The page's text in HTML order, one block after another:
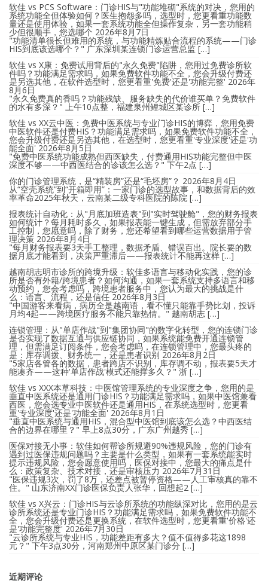
软佳 vs PCS Software：门诊HIS与"功能堆砌"系统的对决，您用的
系统功能全但体验如何？医生抱怨多吗，选型时，您更看重功能数
量还是使用体验，如果一套系统功能全但操作复杂，另一套功能稍
少但很顺手，您选哪个 2026年8月7日
"功能清单很长但难用的系统，与功能精炼贴合流程的系统——门诊
HIS到底该选哪个？" 广东深圳某连锁门诊运营总监 […]
软佳 vs X康：免费试用背后的"永久免费"陷阱，您用过免费诊所软
件吗？功能满足需求吗，如果免费软件功能不全，您会升级付费还
是另选其他，在软件选型时，您更看重'免费'还是'功能完整' 2026年
8月6日
"永久免费真的香吗？功能残缺、服务缺失的代价谁买单？免费软件
的水有多深？" 上午10点整，福建泉州鲤城区某诊所 […]
软佳 vs XX云中医：免费中医系统与专业门诊HIS的博弈，您用免费
中医软件还是付费HIS？功能满足需求吗，如果免费软件功能不全，
您会升级付费还是另选其他，在选型时，您更看重'专业深度'还是'功
能全面' 2026年8月5日
"免费中医系统功能成熟但西医缺失，付费通用HIS功能完整但中医
深度不够——中西医结合的诊该怎么选？" 下午2点 […]
你的门诊管理系统，是“精装房”还是“毛坯房”？ 2026年8月4日
从“空壳系统”到“开箱即用”：一家门诊的选型故事，和数据背后的效
率革命2025年秋天，云南某二级专科医院的陈院 […]
报表统计自动化：从"月底加班造表"到"实时驾驶舱"，您的财务报表
如何统计？每月耗时多久，如果报表能一键生成，但需放弃部分手
工控制，您愿意吗，除了财务，您还希望看到哪些运营数据用于管
理决策 2026年8月4日
"每月财务报表要3天手工整理，数据矛盾、错误百出。院长要的数
据月底才能看到，决策严重滞后——报表统计不能再这样 […]
越南胡志明市诊所的跨境升级：软佳多语言与移动化实践，您的诊
所是否有外籍/跨境患者？如何沟通，如果一套系统支持多语言和移
动预约，您会考虑吗，跨境患者服务中，您认为最大的挑战是什
么：语言、流程，还是信任 2026年8月3日
"中国游客来看病，病历全是越南语，看不懂只能靠手势比划，投诉
月均4起——跨境医疗服务不能只靠热情。" 越南胡志 […]
连锁管理：从"单店作战"到"集团协同"的数字化转型，您的连锁门诊
是否实现了数据互通与供应链协同，如果系统能免费开通连锁管
理，但需满足订阅条件，您会考虑吗，在连锁管理中，您最头疼的
是：库存调拨、财务统一，还是患者识别 2026年8月2日
"5家店各管各的数据，患者跨店不识别，库存调不动，报表要5天才
能凑齐——这种'单店作战'模式还能撑多久？" 浙 […]
软佳 vs XXX本草科技：中医馆管理系统的专业深度之争，您用的是
垂直中医系统还是通用门诊HIS？功能满足需求吗，如果中医馆兼看
西医，您会选专业中医软件还是通用HIS，在系统选型时，您更看
重'专业深度'还是'功能全面' 2026年8月1日
"垂直中医系统与通用HIS，混合型中医馆到底该怎么选？中西医结
合的边界在哪里？" 早上8点30分，广东广州越秀 […]
医保对接无小事：软佳如何帮诊所规避90%违规风险，您的门诊有
遇到过医保违规问题吗？主要是什么类型，如果有一套系统能实时
提示违规风险，您会愿意使用吗，医保对接中，您最大的痛点是什
么：政策复杂、技术对接，还是审核压力 2026年7月31日
"医保违规3次，罚了8万，还差点被暂停资格——人工审核真的靠不
住。" 山东济南XX门诊医保负责人张华，回想起2 […]
软佳 vs X兴云：门诊HIS与云诊所系统的功能纵深对比，您用的是云
诊所系统还是专业门诊HIS？功能满足需求吗，如果免费软件功能不
全，您会升级付费还是更换系统，在软件选型时，您更看重'价格'还
是'功能完整度' 2026年7月30日
"云诊所系统与专业HIS，功能差距有多大？值不值得多花这1898
元？" 下午3点30分，河南郑州中原区某门诊分 […]
近期评论